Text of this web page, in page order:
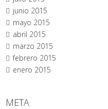
junio 2015
mayo 2015
abril 2015
marzo 2015
febrero 2015
enero 2015
META